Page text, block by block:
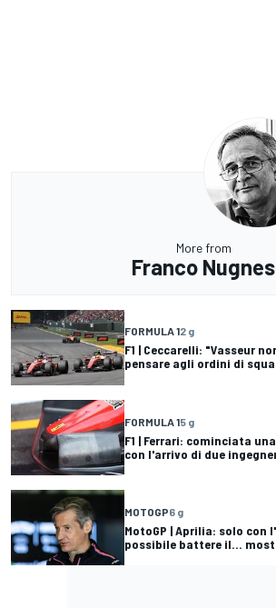
More from
Franco Nugnes
FORMULA 12 g
F1 | Ceccarelli: "Vasseur
pensare agli ordini di
FORMULA 15 g
F1 | Ferrari: cominciata
con l'arrivo di due
MOTOGP6 g
MotoGP | Aprilia: solo con
possibile battere il...